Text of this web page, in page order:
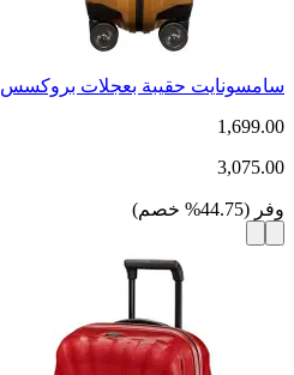
سامسونايت حقيبة بعجلات بروكسس
1,699.00
3,075.00
وفر (
44.75
% خصم)